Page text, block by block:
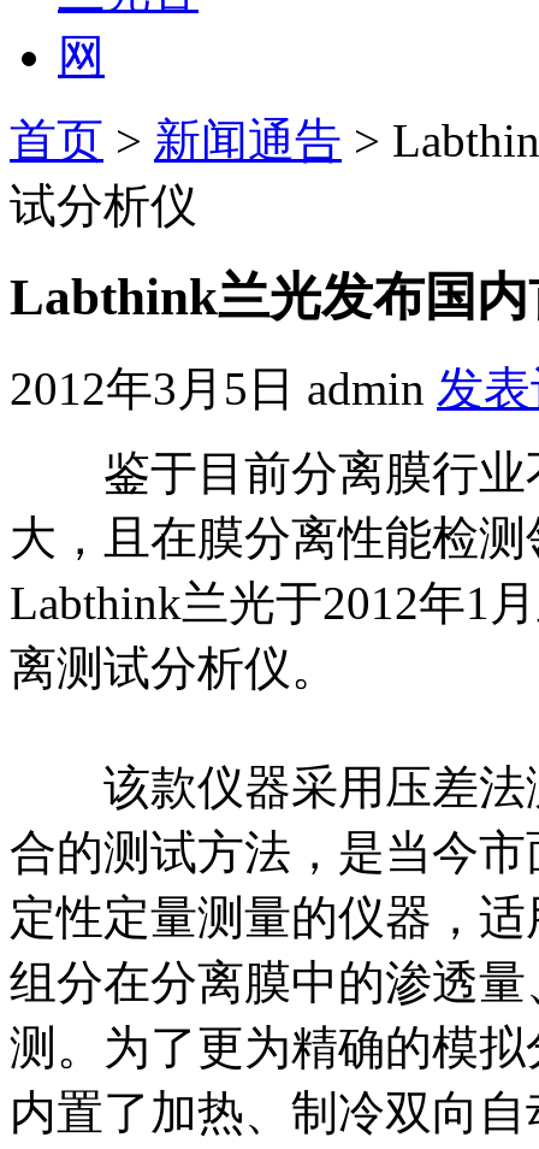
首页 > 新闻通告 >
试分析仪
Labthink兰光发布国
2012年3月5日 admin 发
鉴于目前分离膜行业
大，且在膜分离性能检
Labthink兰光于2012年1
离测试分析仪。
该款仪器采用压差法
合的测试方法，是当今
定性定量测量的仪器，
组分在分离膜中的渗透
测。为了更为精确的模
内置了加热、制冷双向